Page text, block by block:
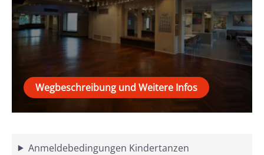
Wegbeschreibung und Weitere Infos
Anmeldebedingungen Kindertanzen